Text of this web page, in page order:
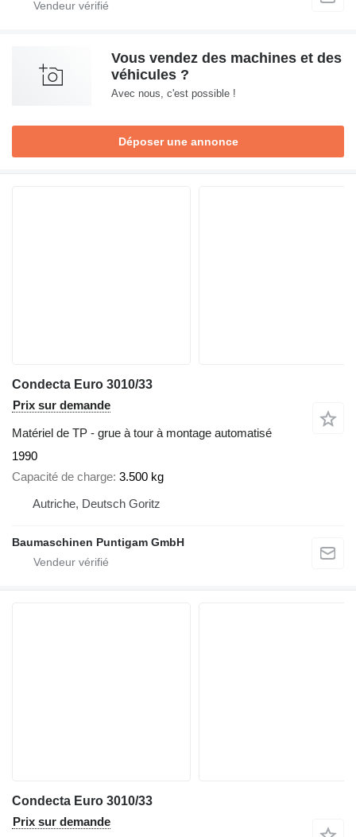
Vous vendez des machines et des
véhicules ?
Avec nous, c'est possible !
Déposer une annonce
Condecta Euro 3010/33
Prix sur demande
Matériel de TP - grue à tour à montage automatisé
1990
Capacité de charge 3.500 kg
Autriche, Deutsch Goritz
Baumaschinen Puntigam GmbH
Condecta Euro 3010/33
Prix sur demande